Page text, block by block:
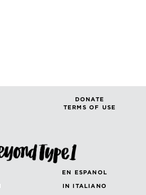
DONATE
TERMS OF USE
EN ESPANOL
IN ITALIANO